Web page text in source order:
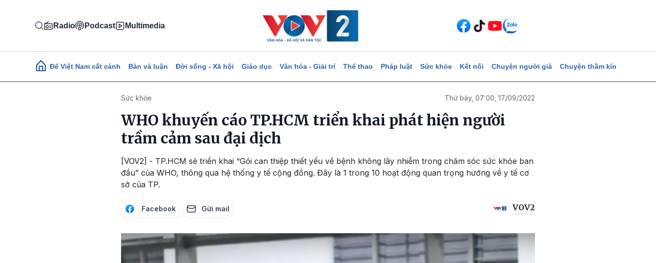
Radio Podcast Multimedia
Main navigation
Để Việt Nam cất cánh Bàn và luận Đời sống - Xã hội Giáo dục Văn hóa - Giải trí Thể thao Pháp luật Sức khỏe Kết nối Chuyện người già Chuyện thầm kín
Sức khỏe Thứ bảy, 07:00, 17/09/2022
WHO khuyến cáo TP.HCM triển khai phát hiện người
trầm cảm sau đại dịch
[VOV2] - TP.HCM sẽ triển khai “Gói can thiệp thiết yếu về bệnh không lây nhiễm trong chăm sóc sức khỏe ban
đầu” của WHO, thông qua hệ thống y tế cộng đồng. Đây là 1 trong 10 hoạt động quan trọng hướng về y tế cơ
sở của TP.
Facebook Gửi mail VOV2